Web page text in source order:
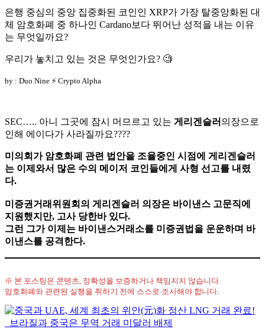
은행 중심의 중앙 집중화된 코인인 XRP가 가장 탈중앙화된 대
체 암호화폐 중 하나인 Cardano보다 뛰어난 성적을 내는 이유
는 무엇일까요?
우리가 놓치고 있는 것은 무엇인가요? 🧐
by : Duo Nine ⚡ Crypto Alpha
SEC….. 아니 그곳에 잠시 머므르고 있는 게리겐슬러 의장으로
인해 에이다가 사라질까요????
미의회가 암호화폐 관련 법안을 조율중인 시점에 게리겐슬러
는 이제와서 많은 수의 메이저 코인들에게 사형 선고를 내렸
다.
미증권거래위원회의 게리겐슬러 의장은 바이낸스 고문직에
지원했지만, 고사 당한바 있다.
그런 그가 이제는 바이낸스거래소를 미증권법을 운운하며 바
이낸스를 공격한다.
※ 본 포스팅은 콘텐츠, 정확성을 보증하거나 책임지지 않습니다.
암호화폐와 관련된 실행을 취하기 전에 스스로 조사해야 합니다.